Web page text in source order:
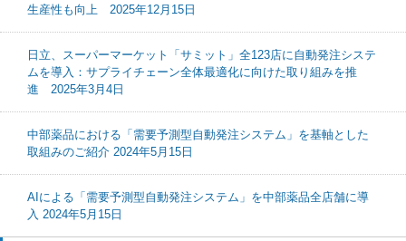
生産性も向上 2025年12月15日
日立、スーパーマーケット「サミット」全123店に自動発注システ
ムを導入：サプライチェーン全体最適化に向けた取り組みを推
進 2025年3月4日
中部薬品における「需要予測型自動発注システム」を基軸とした
取組みのご紹介 2024年5月15日
AIによる「需要予測型自動発注システム」を中部薬品全店舗に導
入 2024年5月15日